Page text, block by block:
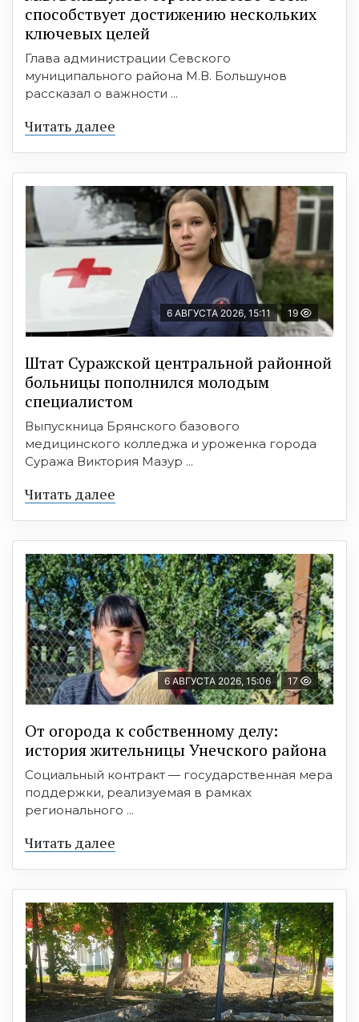
способствует достижению нескольких
ключевых целей
Глава администрации Севского
муниципального района М.В. Большунов
рассказал о важности ...
Читать далее
6 АВГУСТА 2026, 15:11 19
Штат Суражской центральной районной
больницы пополнился молодым
специалистом
Выпускница Брянского базового
медицинского колледжа и уроженка города
Суража Виктория Мазур ...
Читать далее
6 АВГУСТА 2026, 15:06 17
От огорода к собственному делу:
история жительницы Унечского района
Социальный контракт — государственная мера
поддержки, реализуемая в рамках
регионального ...
Читать далее